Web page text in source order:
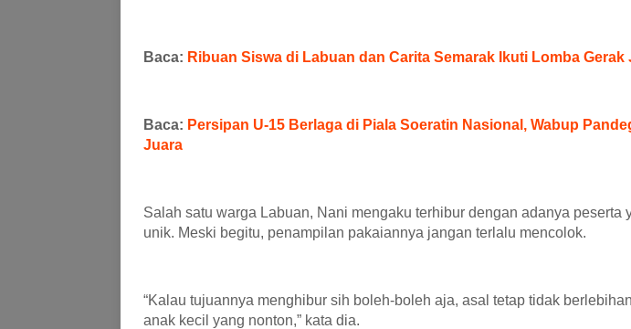
Baca: Ribuan Siswa di Labuan dan Carita Semarak Ikuti Lomba Gerak
Baca: Persipan U-15 Berlaga di Piala Soeratin Nasional, Wabup
Juara
Salah satu warga Labuan, Nani mengaku terhibur dengan adanya peserta
unik. Meski begitu, penampilan pakaiannya jangan terlalu mencolok.
“Kalau tujuannya menghibur sih boleh-boleh aja, asal tetap tidak
anak kecil yang nonton,” kata dia.